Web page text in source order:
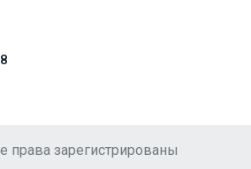
права зарегистрированы